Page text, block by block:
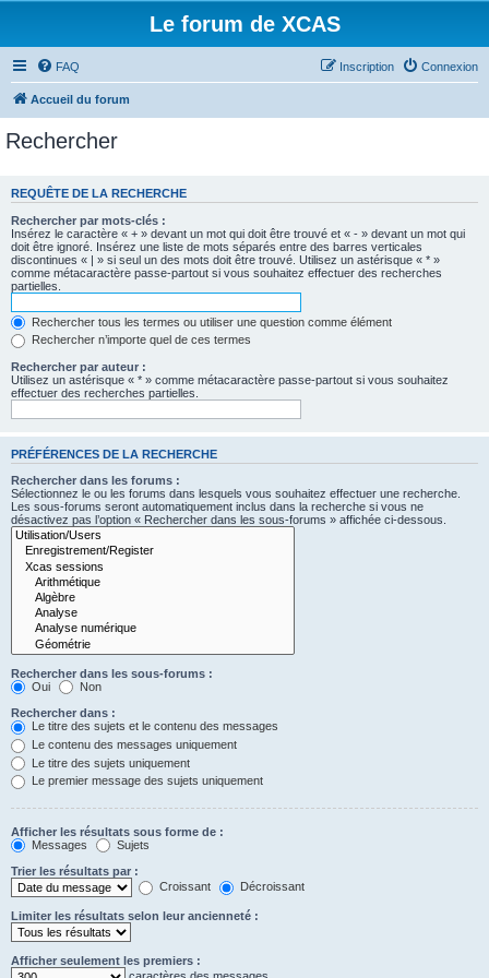
Le forum de XCAS
FAQ Connexion
Inscription
Accueil du forum
Rechercher
REQUÊTE DE LA RECHERCHE
Rechercher par mots-clés :
Insérez le caractère « + » devant un mot qui doit être trouvé et « - » devant un mot qui
doit être ignoré. Insérez une liste de mots séparés entre des barres verticales
discontinues « | » si seul un des mots doit être trouvé. Utilisez un astérisque « * »
comme métacaractère passe-partout si vous souhaitez effectuer des recherches
partielles.
Rechercher tous les termes ou utiliser une question comme élément
Rechercher n’importe quel de ces termes
Rechercher par auteur :
Utilisez un astérisque « * » comme métacaractère passe-partout si vous souhaitez
effectuer des recherches partielles.
PRÉFÉRENCES DE LA RECHERCHE
Rechercher dans les forums :
Sélectionnez le ou les forums dans lesquels vous souhaitez effectuer une recherche.
Les sous-forums seront automatiquement inclus dans la recherche si vous ne
désactivez pas l’option « Rechercher dans les sous-forums » affichée ci-dessous.
Rechercher dans les sous-forums :
Oui
Non
Rechercher dans :
Le titre des sujets et le contenu des messages
Le contenu des messages uniquement
Le titre des sujets uniquement
Le premier message des sujets uniquement
Afficher les résultats sous forme de :
Messages
Sujets
Trier les résultats par :
Croissant
Décroissant
Limiter les résultats selon leur ancienneté :
Afficher seulement les premiers :